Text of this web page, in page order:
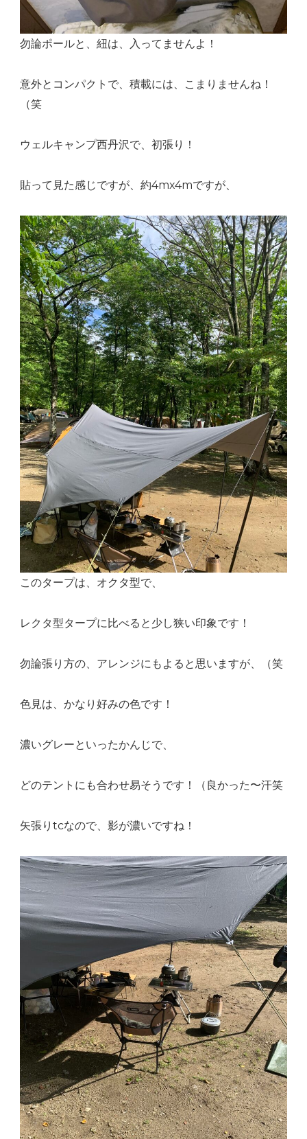
勿論ポールと、紐は、入ってませんよ！
意外とコンパクトで、積載には、こまりませんね！
（笑
ウェルキャンプ西丹沢で、初張り！
貼って見た感じですが、約4mx4mですが、
このタープは、オクタ型で、
レクタ型タープに比べると少し狭い印象です！
勿論張り方の、アレンジにもよると思いますが、（笑
色見は、かなり好みの色です！
濃いグレーといったかんじで、
どのテントにも合わせ易そうです！（良かった〜汗笑
矢張りtcなので、影が濃いですね！